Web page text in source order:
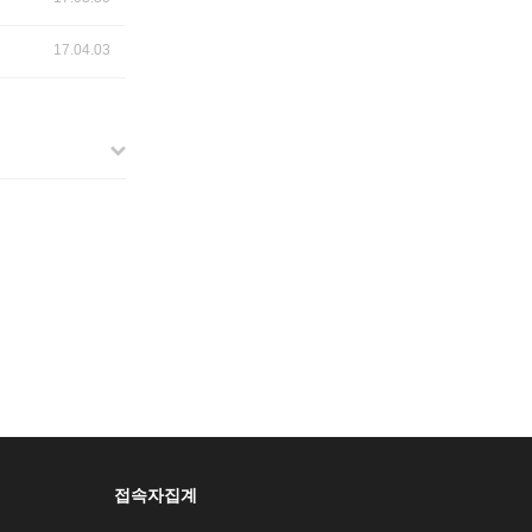
17.04.03
접속자집계